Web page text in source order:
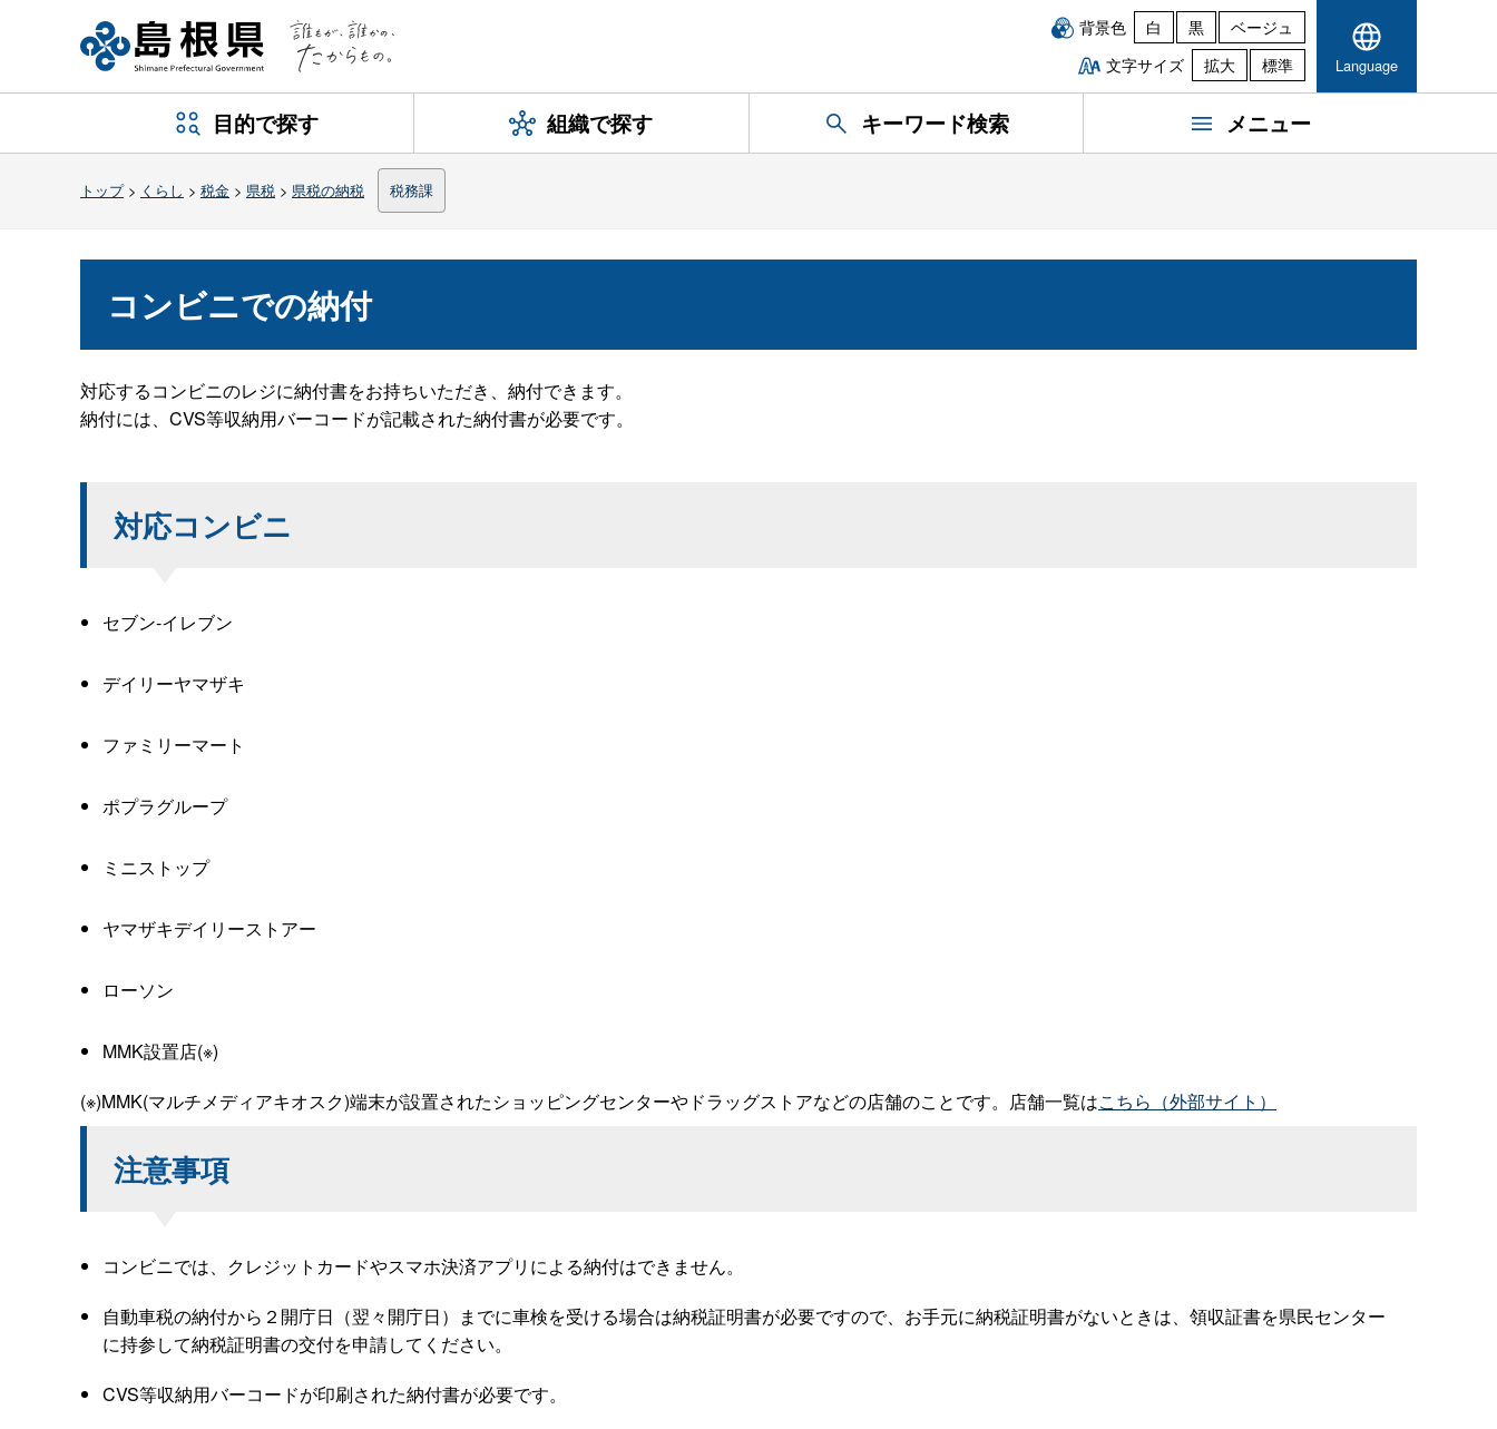
背景色 白 黒
ベージュ
文字サイズ
拡大 標準 Language
目的で探す 組織で探す キーワード検索 メニュー
トップ> くらし > 税金 > 県税 > 県税の納税 税務課
コンビニでの納付
対応するコンビニのレジに納付書をお持ちいただき、納付できます。
納付には、CVS等収納用バーコードが記載された納付書が必要です。
対応コンビニ
セブン-イレブン
デイリーヤマザキ
ファミリーマート
ポプラグループ
ミニストップ
ヤマザキデイリーストアー
ローソン
MMK設置店(※)
(※)MMK(マルチメディアキオスク)端末が設置されたショッピングセンターやドラッグストアなどの店舗のことです。店舗一覧はこちら（外部サイト）
注意事項
コンビニでは、クレジットカードやスマホ決済アプリによる納付はできません。
自動車税の納付から２開庁日（翌々開庁日）までに車検を受ける場合は納税証明書が必要ですので、お手元に納税証明書がないときは、領収証書を県民センター
に持参して納税証明書の交付を申請してください。
CVS等収納用バーコードが印刷された納付書が必要です。